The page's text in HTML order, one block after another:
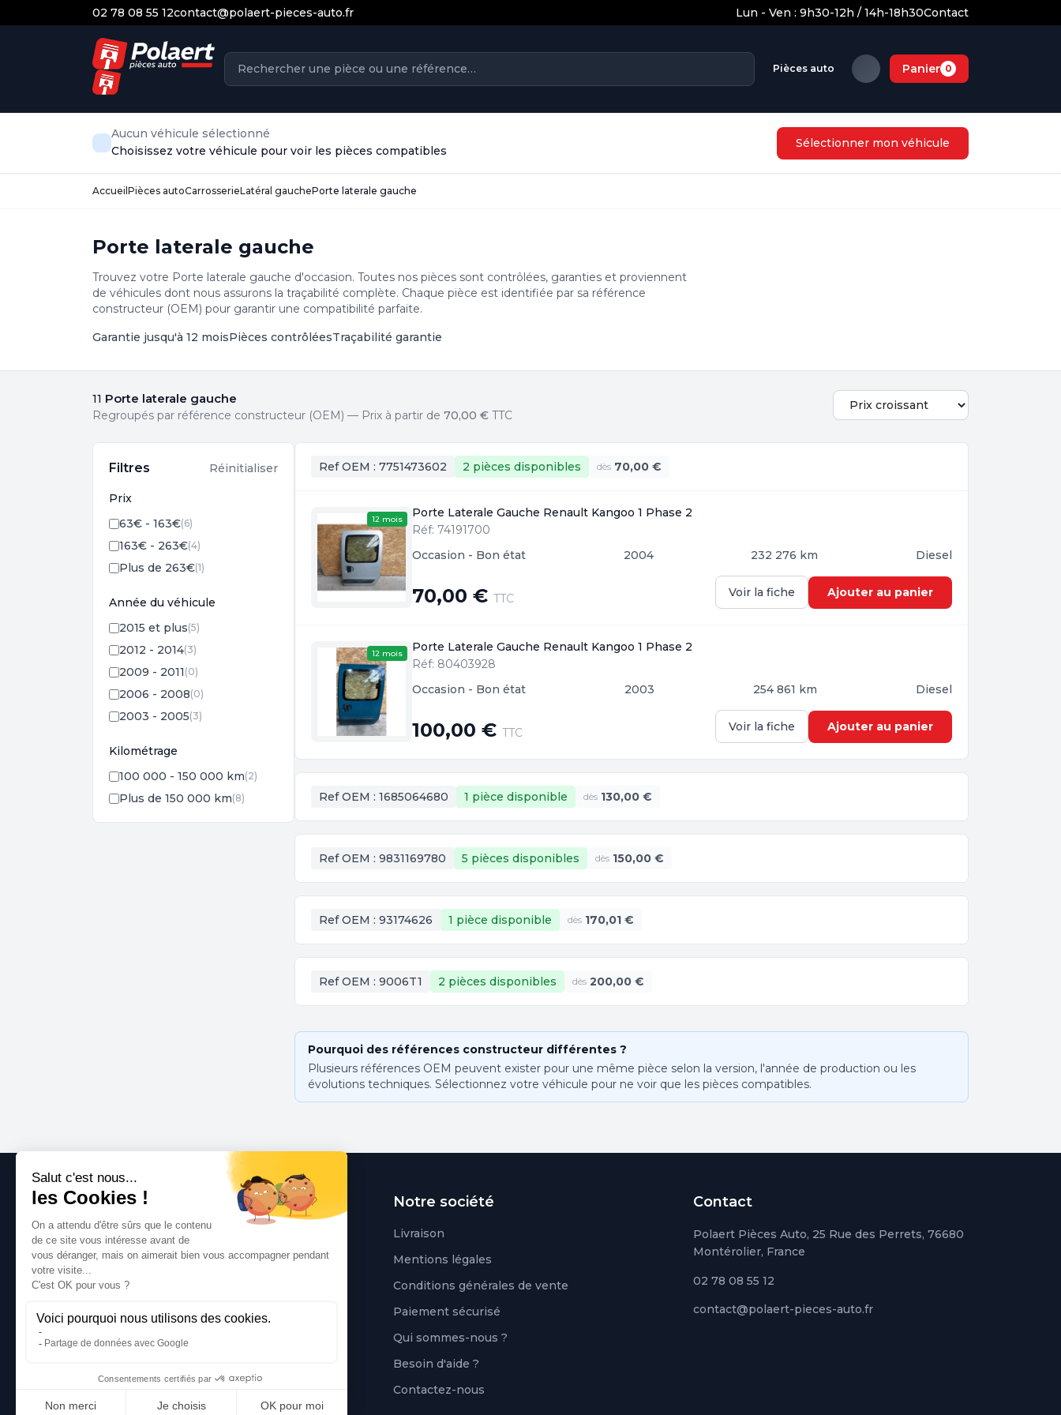
02 78 08 55 12contact@polaert-pieces-auto.fr Lun - Ven : 9h30-12h / 14h-18h30Contact
Pièces auto Panier 0
Aucun véhicule sélectionné
Choisissez votre véhicule pour voir les pièces compatibles
Sélectionner mon véhicule
Accueil Pièces autoCarrosserieLatéral gauchePorte laterale gauche
Porte laterale gauche
Trouvez votre Porte laterale gauche d'occasion. Toutes nos pièces sont contrôlées, garanties et proviennent
de véhicules dont nous assurons la traçabilité complète. Chaque pièce est identifiée par sa référence
constructeur (OEM) pour garantir une compatibilité parfaite.
Garantie jusqu'à 12 moisPièces contrôléesTraçabilité garantie
11 Porte laterale gauche
Regroupés par référence constructeur (OEM) — Prix à partir de 70,00 € TTC
Filtres Réinitialiser
Prix
63€ - 163€(6)
163€ - 263€(4)
Plus de 263€(1)
Année du véhicule
2015 et plus(5)
2012 - 2014(3)
2009 - 2011 (0)
2006 - 2008(0)
2003 - 2005(3)
Kilométrage
100 000 - 150 000 km(2)
Plus de 150 000 km(8)
Ref OEM : 7751473602 2 pièces disponibles dès 70,00 €
12 mois
Porte Laterale Gauche Renault Kangoo 1 Phase 2
Réf: 74191700
Occasion - Bon état
2004 232 276 km Diesel
70,00 € TTC Voir la fiche Ajouter au panier
12 mois
Porte Laterale Gauche Renault Kangoo 1 Phase 2
Réf: 80403928
Occasion - Bon état
2003 254 861 km Diesel
100,00 € TTC Voir la fiche Ajouter au panier
Ref OEM : 1685064680 1 pièce disponible dès 130,00 €
Ref OEM : 9831169780 5 pièces disponibles dès 150,00 €
Ref OEM : 93174626 1 pièce disponible dès 170,01 €
Ref OEM : 9006T1 2 pièces disponibles dès 200,00 €
Pourquoi des références constructeur différentes ?
Plusieurs références OEM peuvent exister pour une même pièce selon la version, l'année de production ou les
évolutions techniques. Sélectionnez votre véhicule pour ne voir que les pièces compatibles.
Le spécialiste français de la vente de pièces
automobiles d'occasion. Qualité, expertise et
service depuis 15 ans.
Notre société
Livraison
Mentions légales
Conditions générales de vente
Paiement sécurisé
Qui sommes-nous ?
Besoin d'aide ?
Contactez-nous
Contact
Polaert Pièces Auto, 25 Rue des Perrets, 76680
Montérolier, France
02 78 08 55 12
contact@polaert-pieces-auto.fr